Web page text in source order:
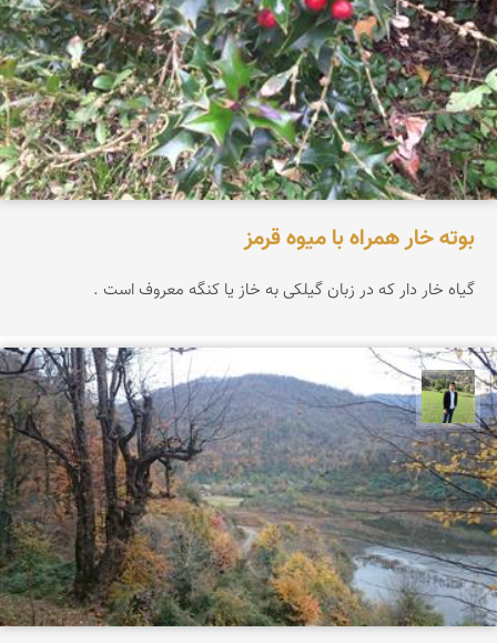
بوته خار همراه با میوه قرمز
گیاه خار دار که در زبان گیلکی به خاز یا کنگه معروف است .
علیرضا رستمی